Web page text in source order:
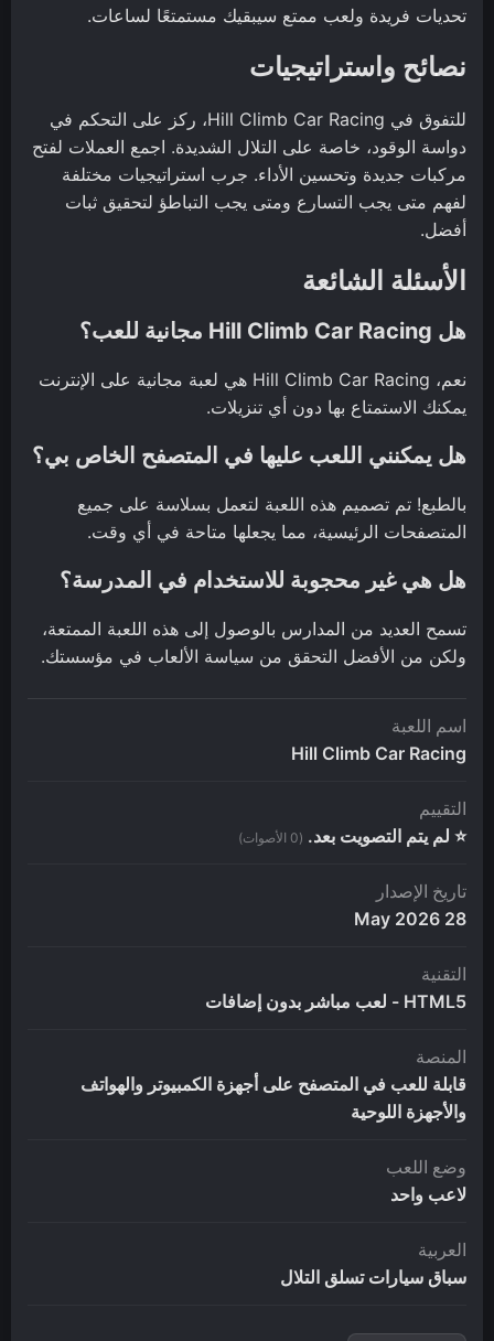
تحديات فريدة ولعب ممتع سيبقيك مستمتعًا لساعات.
نصائح واستراتيجيات
للتفوق في Hill Climb Car Racing، ركز على التحكم في
دواسة الوقود، خاصة على التلال الشديدة. اجمع العملات لفتح
مركبات جديدة وتحسين الأداء. جرب استراتيجيات مختلفة
لفهم متى يجب التسارع ومتى يجب التباطؤ لتحقيق ثبات
أفضل.
الأسئلة الشائعة
هل Hill Climb Car Racing مجانية للعب؟
نعم، Hill Climb Car Racing هي لعبة مجانية على الإنترنت
يمكنك الاستمتاع بها دون أي تنزيلات.
هل يمكنني اللعب عليها في المتصفح الخاص بي؟
بالطبع! تم تصميم هذه اللعبة لتعمل بسلاسة على جميع
المتصفحات الرئيسية، مما يجعلها متاحة في أي وقت.
هل هي غير محجوبة للاستخدام في المدرسة؟
تسمح العديد من المدارس بالوصول إلى هذه اللعبة الممتعة،
ولكن من الأفضل التحقق من سياسة الألعاب في مؤسستك.
اسم اللعبة
Hill Climb Car Racing
التقييم
⭐ لم يتم التصويت بعد. (0 الأصوات)
تاريخ الإصدار
28 May 2026
التقنية
HTML5 - لعب مباشر بدون إضافات
المنصة
قابلة للعب في المتصفح على أجهزة الكمبيوتر والهواتف
والأجهزة اللوحية
وضع اللعب
لاعب واحد
العربية
سباق سيارات تسلق التلال